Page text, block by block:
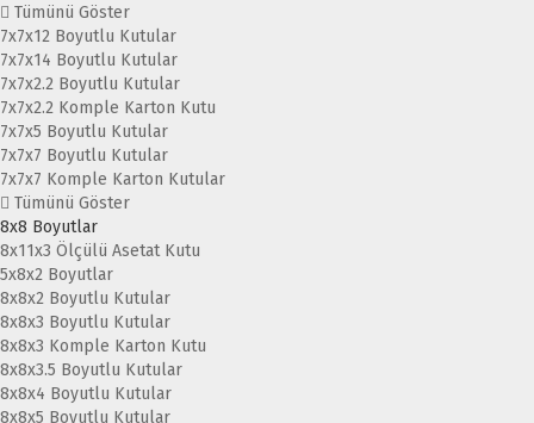
Tümünü Göster
7x7x12 Boyutlu Kutular
7x7x14 Boyutlu Kutular
7x7x2.2 Boyutlu Kutular
7x7x2.2 Komple Karton Kutu
7x7x5 Boyutlu Kutular
7x7x7 Boyutlu Kutular
7x7x7 Komple Karton Kutular
Tümünü Göster
8x8 Boyutlar
8x11x3 Ölçülü Asetat Kutu
5x8x2 Boyutlar
8x8x2 Boyutlu Kutular
8x8x3 Boyutlu Kutular
8x8x3 Komple Karton Kutu
8x8x3.5 Boyutlu Kutular
8x8x4 Boyutlu Kutular
8x8x5 Boyutlu Kutular